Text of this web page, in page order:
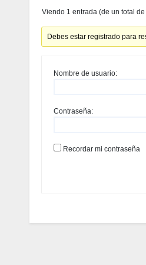
Viendo 1 entrada (de un total de
Debes estar registrado para
Nombre de usuario:
Contraseña:
Recordar mi contraseña